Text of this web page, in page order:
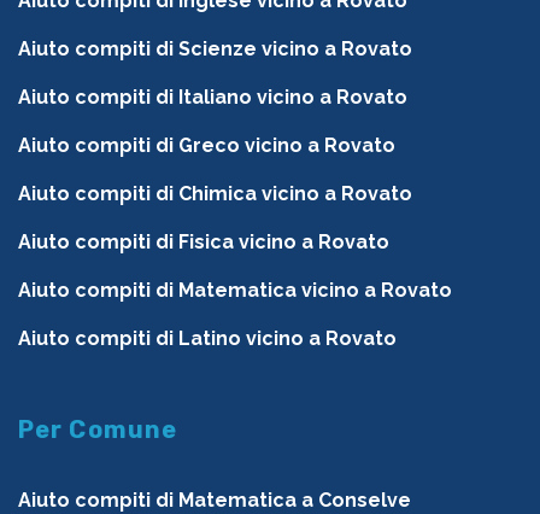
Aiuto compiti di Scienze vicino a Rovato
Aiuto compiti di Italiano vicino a Rovato
Aiuto compiti di Greco vicino a Rovato
Aiuto compiti di Chimica vicino a Rovato
Aiuto compiti di Fisica vicino a Rovato
Aiuto compiti di Matematica vicino a Rovato
Aiuto compiti di Latino vicino a Rovato
Per Comune
Aiuto compiti di Matematica a Conselve